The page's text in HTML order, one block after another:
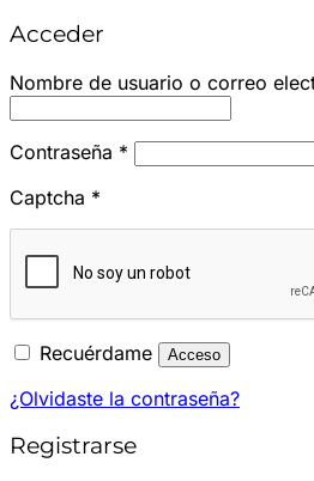
Acceder
Nombre de usuario o correo
Contraseña * Obligatorio
Captcha *
Recuérdame Acceso
¿Olvidaste la contraseña?
Registrarse